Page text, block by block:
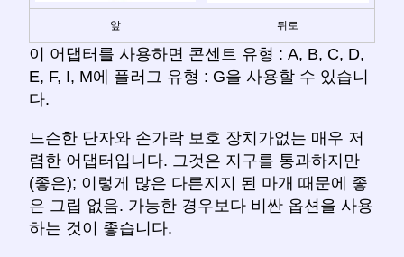
앞 뒤로
이 어댑터를 사용하면 콘센트 유형 : A, B, C, D,
E, F, I, M에 플러그 유형 : G을 사용할 수 있습니
다.
느슨한 단자와 손가락 보호 장치가없는 매우 저
렴한 어댑터입니다. 그것은 지구를 통과하지만
(좋은); 이렇게 많은 다른지지 된 마개 때문에 좋
은 그립 없음. 가능한 경우보다 비싼 옵션을 사용
하는 것이 좋습니다.